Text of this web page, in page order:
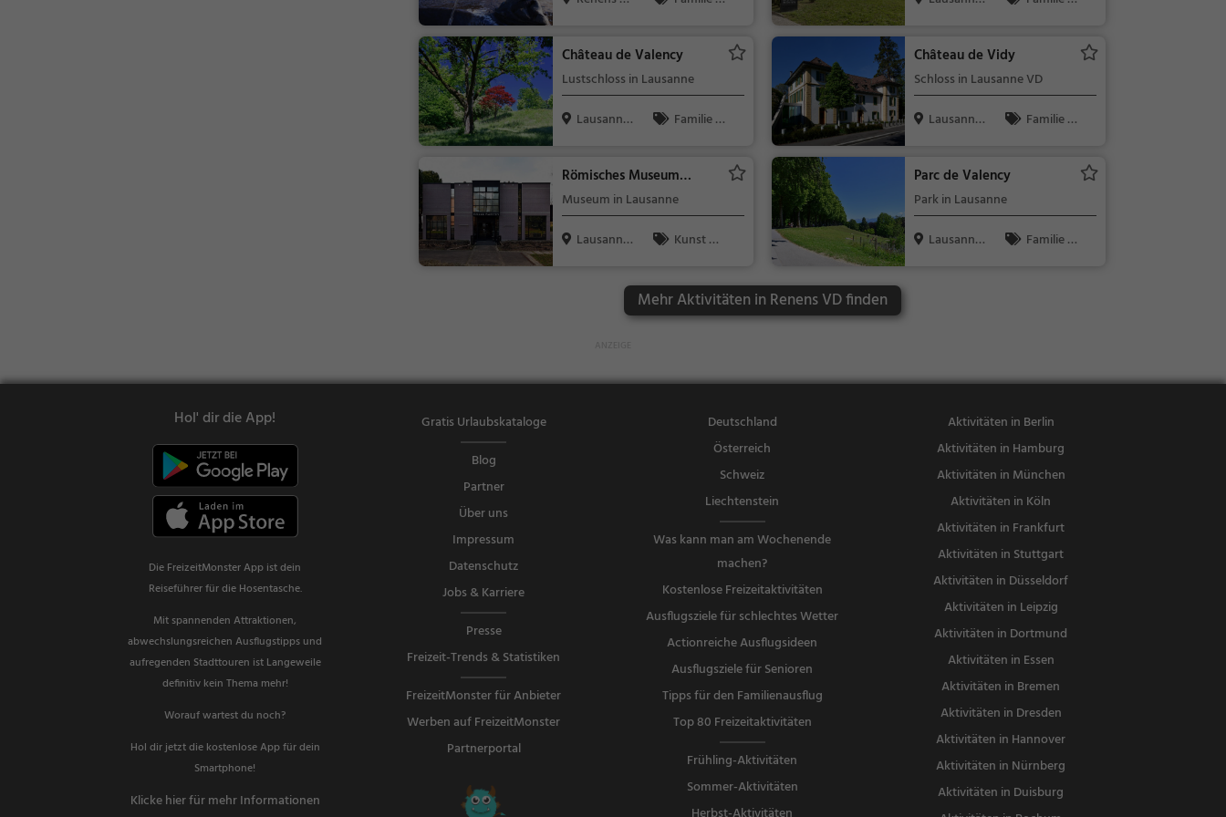
Château de Valency
Lustschloss in Lausanne
Lausanne,
Familie &
Château de Vidy
Schloss in Lausanne VD
Lausanne,
Familie &
Römisches Museum
Lausanne-Vidy
Museum in Lausanne
Lausanne,
Kunst &
Parc de Valency
Park in Lausanne
Lausanne,
Familie &
Mehr Aktivitäten in Renens VD finden
Hol' dir die App!
Die FreizeitMonster App ist dein
Reiseführer für die Hosentasche.
Mit spannenden Attraktionen,
abwechslungsreichen Ausflugstipps und
aufregenden Stadttouren ist Langeweile
definitiv kein Thema mehr!
Worauf wartest du noch?
Hol dir jetzt die kostenlose App für dein
Smartphone!
Klicke hier für mehr Informationen
Gratis Urlaubskataloge
Blog
Partner
Über uns
Impressum
Datenschutz
Jobs & Karriere
Presse
Freizeit-Trends & Statistiken
FreizeitMonster für Anbieter
Werben auf FreizeitMonster
Partnerportal
Deutschland
Österreich
Schweiz
Liechtenstein
Was kann man am Wochenende
machen?
Kostenlose Freizeitaktivitäten
Ausflugsziele für schlechtes Wetter
Actionreiche Ausflugsideen
Ausflugsziele für Senioren
Tipps für den Familienausflug
Top 80 Freizeitaktivitäten
Frühling-Aktivitäten
Sommer-Aktivitäten
Aktivitäten in Berlin
Aktivitäten in Hamburg
Aktivitäten in München
Aktivitäten in Köln
Aktivitäten in Frankfurt
Aktivitäten in Stuttgart
Aktivitäten in Düsseldorf
Aktivitäten in Leipzig
Aktivitäten in Dortmund
Aktivitäten in Essen
Aktivitäten in Bremen
Aktivitäten in Dresden
Aktivitäten in Hannover
Aktivitäten in Nürnberg
Aktivitäten in Duisburg